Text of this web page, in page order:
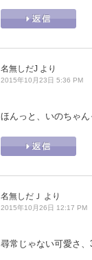
名無しだJ より
2015年10月23日 5:36 PM
ほんっと、いのちゃ
名無しだＪ より
2015年10月26日 12:17 PM
尋常じゃない可愛さ、